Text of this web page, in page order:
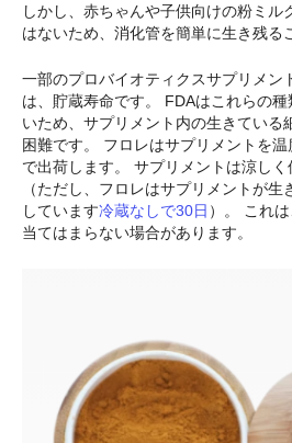
しかし、赤ちゃんや子供向けの粉ミル
はないため、消化管を簡単に生き残る
一部のプロバイオティクスサプリメン
は、貯蔵寿命です。 FDAはこれらの
いため、サプリメント内の生きている
困難です。 フロレはサプリメントを
で出荷します。 サプリメントは涼し
（ただし、フロレはサプリメントが
しています冷蔵なしで30日 ）。 これ
当てはまらない場合があります。